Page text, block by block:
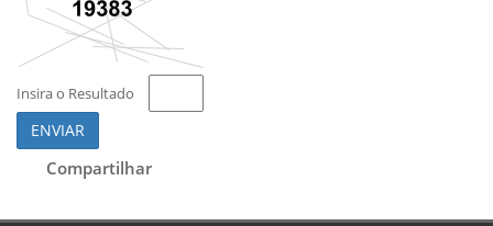
Insira o Resultado
ENVIAR
Compartilhar